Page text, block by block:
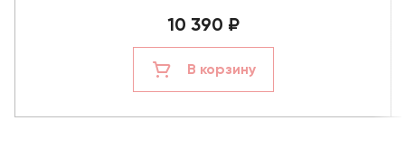
10 390 ₽
В корзину